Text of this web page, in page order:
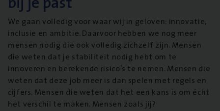
We gaan volledig voor waar wij in geloven: innovatie,
inclusie en ambitie. Daarvoor hebben we nog meer
mensen nodig die ook volledig zichzelf zijn. Mensen
die weten dat je stabiliteit nodig hebt om te
innoveren en berekende risico’s te nemen. Mensen die
weten dat deze job meer is dan spelen met regels en
cijfers. Mensen die weten dat het een kans is om écht
het verschil te maken. Mensen zoals jij?